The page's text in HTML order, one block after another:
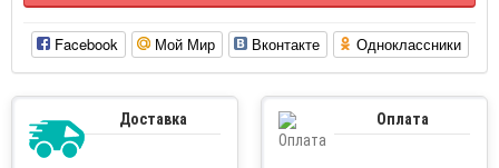
Facebook Мой Мир Вконтакте Одноклассники
Доставка Оплата